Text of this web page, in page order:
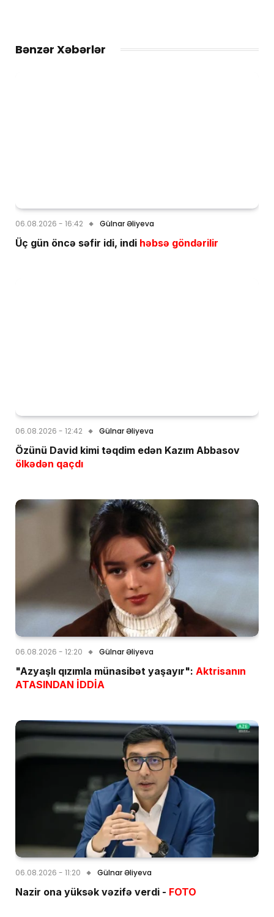
Bənzər Xəbərlər
06.08.2026 - 16:42 Gülnar Əliyeva
Üç gün öncə səfir idi, indi həbsə göndərilir
06.08.2026 - 12:42 Gülnar Əliyeva
Özünü David kimi təqdim edən Kazım Abbasov
ölkədən qaçdı
06.08.2026 - 12:20 Gülnar Əliyeva
"Azyaşlı qızımla münasibət yaşayır": Aktrisanın
ATASINDAN İDDİA
06.08.2026 - 11:20 Gülnar Əliyeva
Nazir ona yüksək vəzifə verdi - FOTO